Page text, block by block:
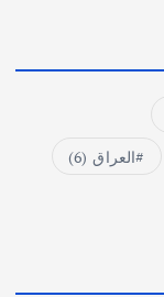
العراق (6)